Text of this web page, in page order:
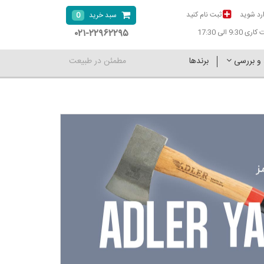
شوید
ثبت نام کنید
الی 17:30
سبد خرید 0
۰۲۱-۲۲۹۶۲۲۹۵
و بررسی برندها مطمئن در طبیعت